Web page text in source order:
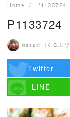
Home P1133724
P1133724
masa☆（くるぷぴ
Twitter
LINE